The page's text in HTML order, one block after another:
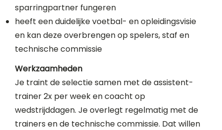
sparringpartner fungeren
heeft een duidelijke voetbal- en opleidingsvisie
en kan deze overbrengen op spelers, staf en
technische commissie
Werkzaamheden
Je traint de selectie samen met de assistent-
trainer 2x per week en coacht op
wedstrijddagen. Je overlegt regelmatig met de
trainers en de technische commissie. Dat willen